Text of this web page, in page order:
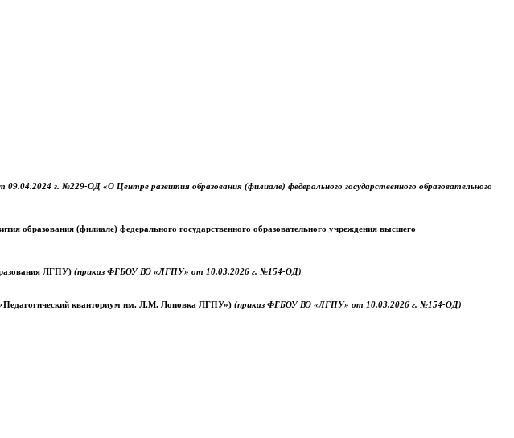
г. №229-ОД «О Центре развития образования (филиале) федерального государственного образовательного
образования (филиале) федерального государственного образовательного учреждения высшего
ЛГПУ) (приказ ФГБОУ ВО «ЛГПУ» от 10.03.2026 г. №154-ОД)
кванториум им. Л.М. Лоповка ЛГПУ») (приказ ФГБОУ ВО «ЛГПУ» от 10.03.2026 г. №154-ОД)